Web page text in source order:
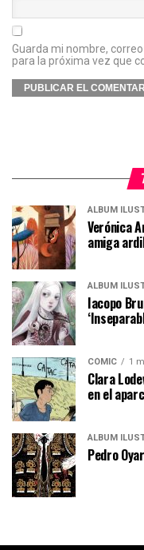
Guarda mi nombre,
para la próxima vez que
ÁLBUM
Verónica
amiga
ÁLBUM
Iacopo
CÓMIC 1
Clara
en el
ÁLBUM
Pedro